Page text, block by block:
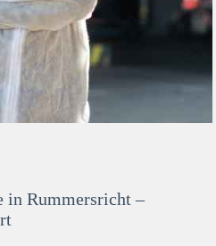
in Rummersricht –